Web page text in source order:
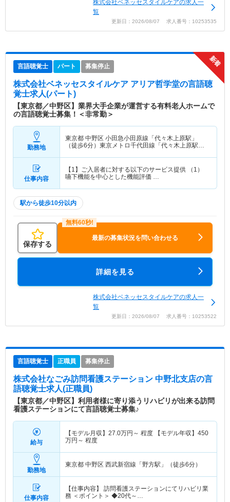
株式会社ベネッセスタイルケアの求人一
覧
更新日：2026/08/07 求人番号：10253535
言語聴覚士 パート 募集停止
株式会社ベネッセスタイルケア アリア哲学堂の言語聴
覚士求人(パート)
【東京都／中野区】業界大手企業が運営する有料老人ホームで
の言語聴覚士募集！＜非常勤＞
勤務地
東京都 中野区 小田急小田原線「代々木上原駅」
（徒歩6分）東京メトロ千代田線「代々木上原駅」
仕事内容
【1】ご入居者に対する以下のサービス提供 （1）
嚥下機能を中心とした機能評価 …
駅から徒歩10分以内
保存する
最新の募集状況を問い合わせる
詳細を見る
株式会社ベネッセスタイルケアの求人一
覧
更新日：2026/08/07 求人番号：10253522
言語聴覚士 正職員 募集停止
株式会社なごみ訪問看護ステーション 中野北支店の言
語聴覚士求人(正職員)
【東京都／中野区】利用者様に寄り添うリハビリが出来る訪問
看護ステーションにて言語聴覚士募集♪
給与
【モデル月収】 27.0万円～ 程度 【モデル年収】 450
万円～ 程度
勤務地
東京都 中野区 西武新宿線「野方駅」（徒歩6分）
仕事内容
【仕事内容】 訪問看護ステーションにてリハビリ業
務 ＜ポイント＞ ◆20代～…